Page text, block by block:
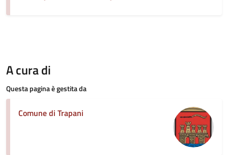
A cura di
Questa pagina è gestita da
Comune di Trapani